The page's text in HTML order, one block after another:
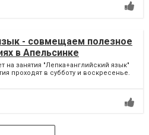
- совмещаем полезное
в Апельсинке
на занятия "Лепка+английский язык"
проходят в субботу и воскресенье.